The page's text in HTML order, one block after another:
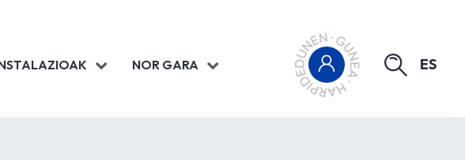
NOR GARA ES